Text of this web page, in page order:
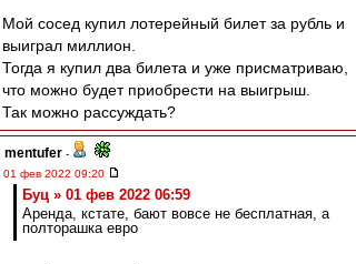
Мой сосед купил лотерейный билет за рубль и
выиграл миллион.
Тогда я купил два билета и уже присматриваю,
что можно будет приобрести на выигрыш.
Так можно рассуждать?
mentufer -
01 фев 2022 09:20
Буц » 01 фев 2022 06:59
Аренда, кстате, бают вовсе не бесплатная, а
полторашка евро